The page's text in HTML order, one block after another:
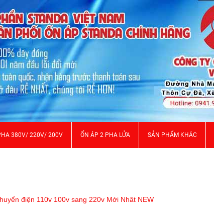
380V/ 220V/ 200V ỔN ÁP 2 PHA LỬA SẢN PHẨM KHÁC
điện 110v 100v sang 220v Mới Nhât NEW